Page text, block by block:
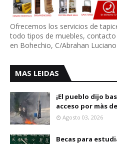
Ofrecemos los servicios de
todo tipos de muebles,
en Bohechio, C/Abrahan
MAS LEIDAS
¡El pueblo dijo
acceso por màs
Agosto 03, 2026
Becas para